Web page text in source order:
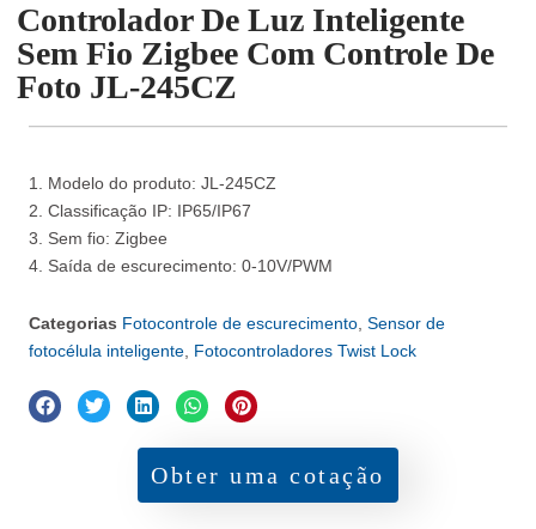
Controlador De Luz Inteligente
Sem Fio Zigbee Com Controle De
Foto JL-245CZ
1. Modelo do produto: JL-245CZ
2. Classificação IP: IP65/IP67
3. Sem fio: Zigbee
4. Saída de escurecimento: 0-10V/PWM
Categorias Fotocontrole de escurecimento ,Sensor de
fotocélula inteligente Fotocontroladores Twist Lock
Obter uma cotação